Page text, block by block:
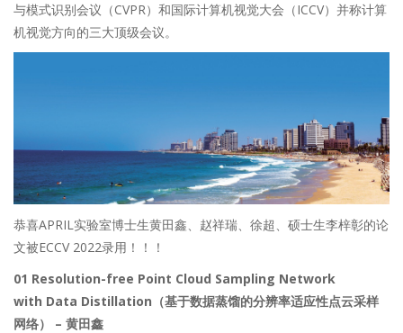
与模式识别会议（CVPR）和‍国际计算机视觉大会（ICCV）并称计算
机视觉方向的三大顶级会议。
恭喜APRIL实验室博士生黄田鑫、赵祥瑞、徐超、硕士生李梓彰的论
文被ECCV 2022录用！！！
01 Resolution-free Point Cloud Sampling Network
with Data Distillation（基于数据蒸馏的分辨率适应性点云采样
网络） – 黄田鑫